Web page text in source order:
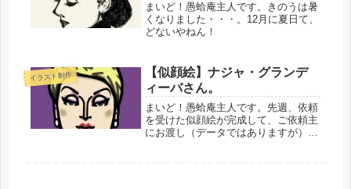
まいど！愚蛤庵主人です。きのうは暑
くなりました・・・。12月に夏日て、
どないやねん！
イラスト制作
【似顔絵】ナジャ・グランデ
ィーバさん。
まいど！愚蛤庵主人です。先週、依頼
を受けた似顔絵が完成して、ご依頼主
にお渡し（データではありますが）し